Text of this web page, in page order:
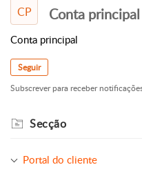
CP Conta principal
Conta principal
Seguir
Subscrever para receber
Secção
Portal do cliente